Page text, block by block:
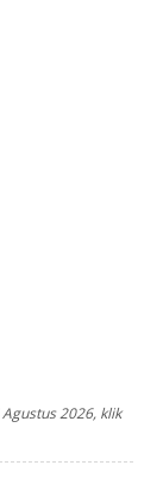
2026, klik